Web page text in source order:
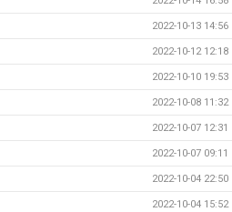
2022-10-13 14:56
2022-10-12 12:18
2022-10-10 19:53
2022-10-08 11:32
2022-10-07 12:31
2022-10-07 09:11
2022-10-04 22:50
2022-10-04 15:52